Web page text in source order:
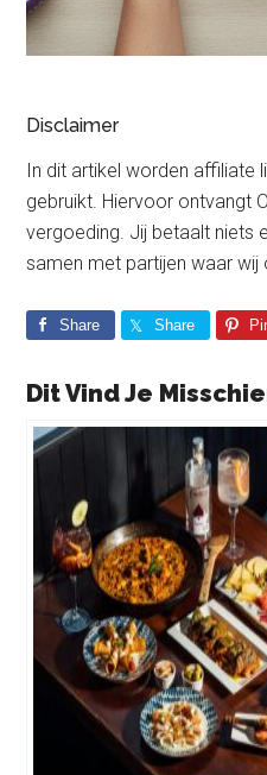
Disclaimer
In dit artikel worden affiliate
gebruikt. Hiervoor ontvangt
vergoeding. Jij betaalt niets
samen met partijen waar
Share Share
Dit Vind Je